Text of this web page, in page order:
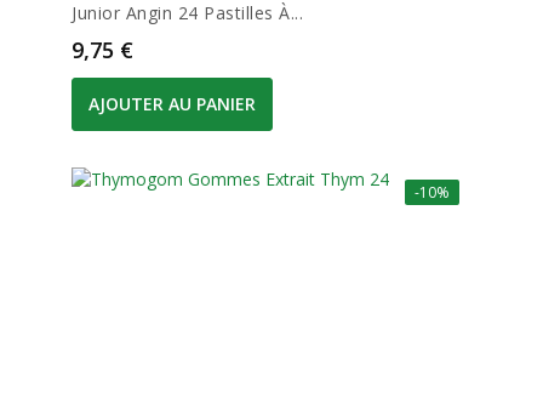
Junior Angin 24 Pastilles À...
Prix
9,75 €
AJOUTER AU PANIER
-10%